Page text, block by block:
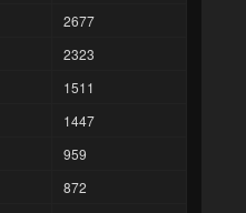
2677
2323
1511
1447
959
872